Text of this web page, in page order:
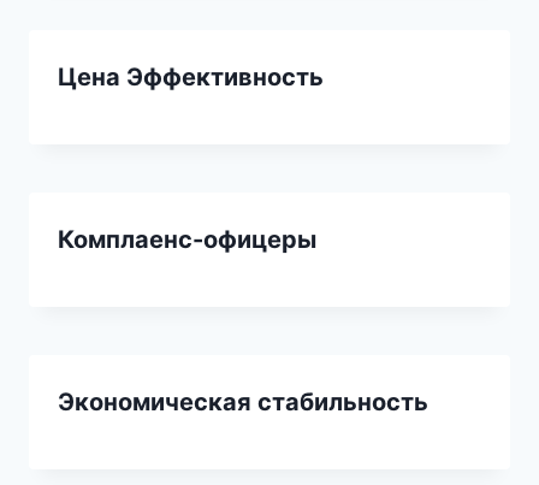
Цена Эффективность
Комплаенс-офицеры
Экономическая стабильность